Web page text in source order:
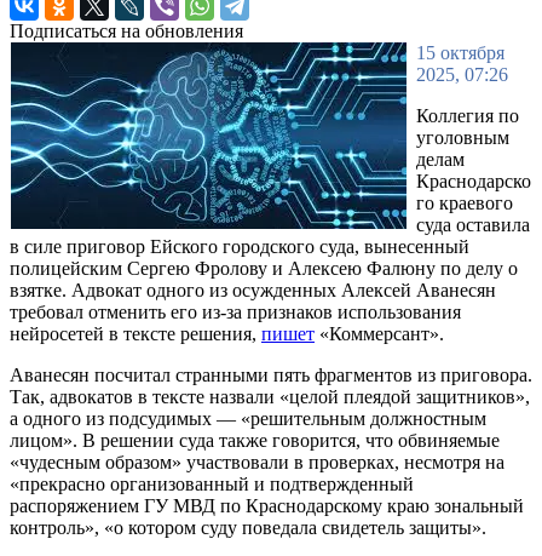
Подписаться на обновления
15 октября
2025, 07:26
Коллегия по
уголовным
делам
Краснодарско
го краевого
суда оставила
в силе приговор Ейского городского суда, вынесенный
полицейским Сергею Фролову и Алексею Фалюну по делу о
взятке. Адвокат одного из осужденных Алексей Аванесян
требовал отменить его из-за признаков использования
нейросетей в тексте решения, пишет «Коммерсант».
Аванесян посчитал странными пять фрагментов из приговора.
Так, адвокатов в тексте назвали «целой плеядой защитников»,
а одного из подсудимых — «решительным должностным
лицом». В решении суда также говорится, что обвиняемые
«чудесным образом» участвовали в проверках, несмотря на
«прекрасно организованный и подтвержденный
распоряжением ГУ МВД по Краснодарскому краю зональный
контроль», «о котором суду поведала свидетель защиты».